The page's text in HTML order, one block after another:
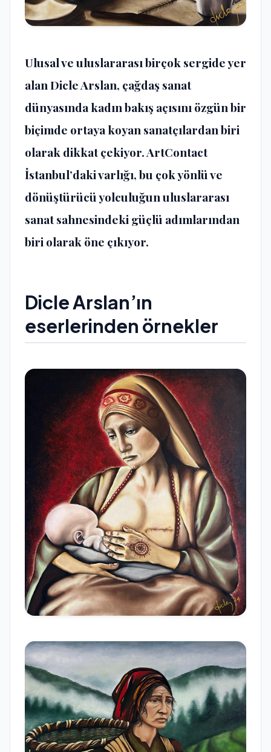
Ulusal ve uluslararası birçok sergide yer
alan Dicle Arslan, çağdaş sanat
dünyasında kadın bakış açısını özgün bir
biçimde ortaya koyan sanatçılardan biri
olarak dikkat çekiyor. ArtContact
İstanbul’daki varlığı, bu çok yönlü ve
dönüştürücü yolculuğun uluslararası
sanat sahnesindeki güçlü adımlarından
biri olarak öne çıkıyor.
Dicle Arslan’ın
eserlerinden örnekler